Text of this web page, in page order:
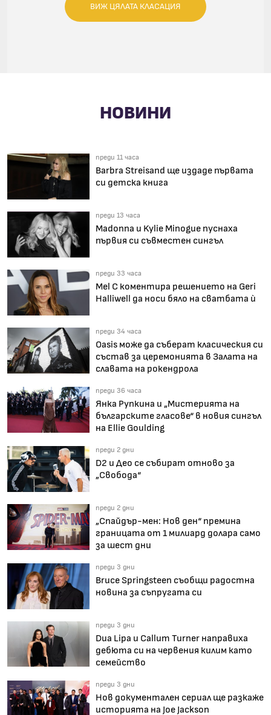
ВИЖ ЦЯЛАТА КЛАСАЦИЯ
НОВИНИ
преди 11 часа
Barbra Streisand ще издаде първата
си детска книга
преди 13 часа
Madonna и Kylie Minogue пуснаха
първия си съвместен сингъл
преди 33 часа
Mel C коментира решението на Geri
Halliwell да носи бяло на сватбата ѝ
преди 34 часа
Oasis може да съберат класическия си
състав за церемонията в Залата на
славата на рокендрола
преди 36 часа
Янка Рупкина и „Мистерията на
българските гласове“ в новия сингъл
на Ellie Goulding
преди 2 дни
D2 и Део се събират отново за
„Свобода“
преди 2 дни
„Спайдър-мен: Нов ден“ премина
границата от 1 милиард долара само
за шест дни
преди 3 дни
Bruce Springsteen съобщи радостна
новина за съпругата си
преди 3 дни
Dua Lipa и Callum Turner направиха
дебюта си на червения килим като
семейство
преди 3 дни
Нов документален сериал ще разкаже
историята на Joe Jackson